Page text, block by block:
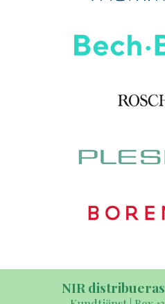
NIR distribueras